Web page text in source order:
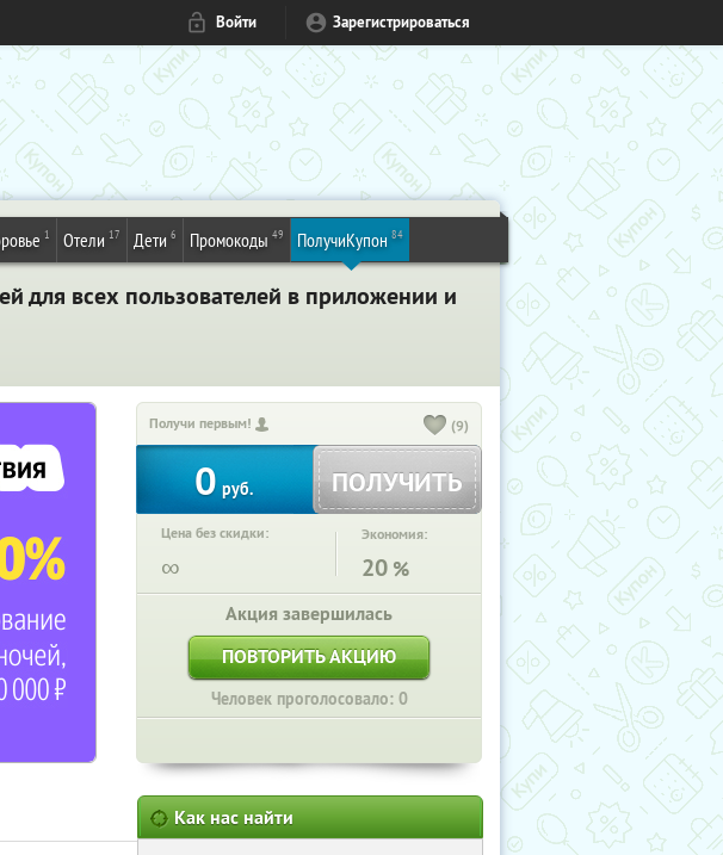
Войти Зарегистрироваться
1 Отели 17 Дети 6 Промокоды 49 ПолучиКупон 84
для всех пользователей в приложении и
Получи первым! (9)
0 руб. ПОЛУЧИТЬ
Цена без скидки:
∞
Экономия:
20 %
Акция завершилась
ПОВТОРИТЬ АКЦИЮ
Человек проголосовало: 0
Как нас найти